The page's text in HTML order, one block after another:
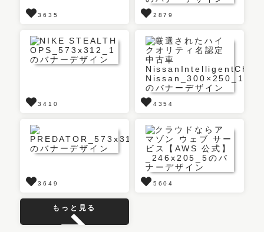
3635 2879
3410 4354
3649 5604
もっと見る